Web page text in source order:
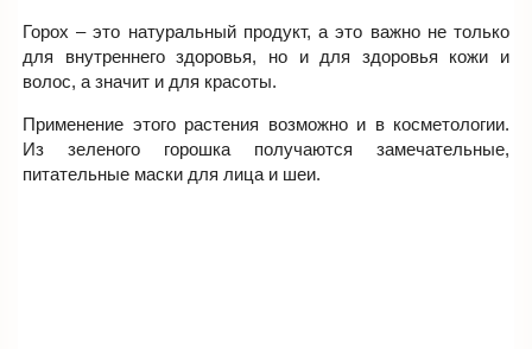
Горох – это натуральный продукт, а это важно не только
для внутреннего здоровья, но и для здоровья кожи и
волос, а значит и для красоты.
Применение этого растения возможно и в косметологии.
Из зеленого горошка получаются замечательные,
питательные маски для лица и шеи.